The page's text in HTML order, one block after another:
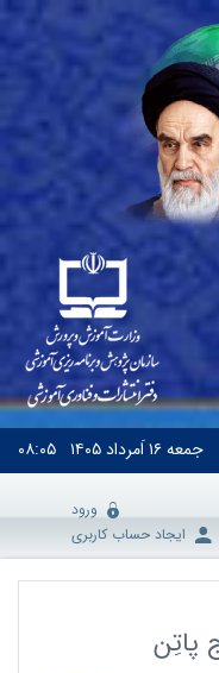
جمعه۱۶ اَمرداد ۱۴۰۵ ۰۸:۰۵
ورود
ایجاد حساب کاربری